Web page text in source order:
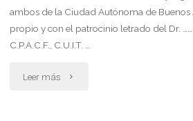
materno
ambos de la Ciudad Autónoma de Buenos
propio y con el patrocinio letrado del Dr.
C.P.A.C.F., C.U.I.T. …
Leer más "Hijo